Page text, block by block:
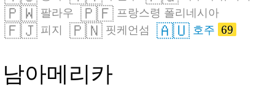
🇵🇼 팔라우 🇵🇫 프랑스령 폴리네시아
🇫🇯 피지 🇵🇳 핏케언섬 🇦🇺 호주 69
남아메리카